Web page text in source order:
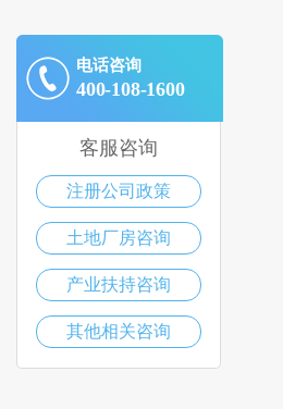
电话咨询
400-108-1600
客服咨询
注册公司政策
土地厂房咨询
产业扶持咨询
其他相关咨询